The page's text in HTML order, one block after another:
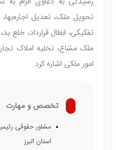
تحویل ملک، تعدیل
تفکیکی، ابطال قرارداد، خلع
ملک مشاع، تخلیه املاک
امور ملکی اشاره کرد.
تخصص و مهارت
مشاور حقوقی
استان البرز